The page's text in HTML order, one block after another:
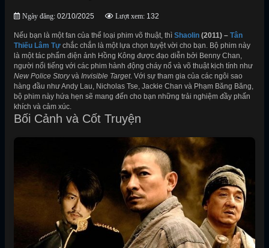
Ngày đăng: 02/10/2025 Lượt xem: 132
Nếu bạn là một fan của thể loại phim võ thuật, thì Shaolin (2011) – Tân
Thiếu Lâm Tự chắc chắn là một lựa chọn tuyệt vời cho bạn. Bộ phim này
là một tác phẩm điện ảnh Hồng Kông được đạo diễn bởi Benny Chan,
người nổi tiếng với các phim hành động cháy nổ và võ thuật kịch tính như
New Police Storyvà Invisible Target. Với sự tham gia của các ngôi sao
hàng đầu như Andy Lau, Nicholas Tse, Jackie Chan và Phạm Băng Băng,
bộ phim này hứa hẹn sẽ mang đến cho bạn những trải nghiệm đầy phấn
khích và cảm xúc.
Bối Cảnh và Cốt Truyện